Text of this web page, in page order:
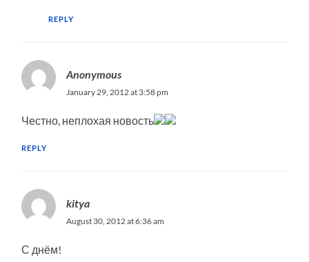
REPLY
Anonymous
January 29, 2012 at 3:58 pm
Честно, неплохая новость
REPLY
kitya
August 30, 2012 at 6:36 am
С днём!